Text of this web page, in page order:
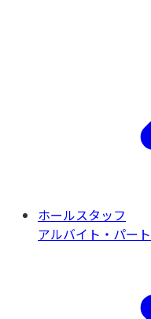
ホールスタッフ
アルバイト・パート